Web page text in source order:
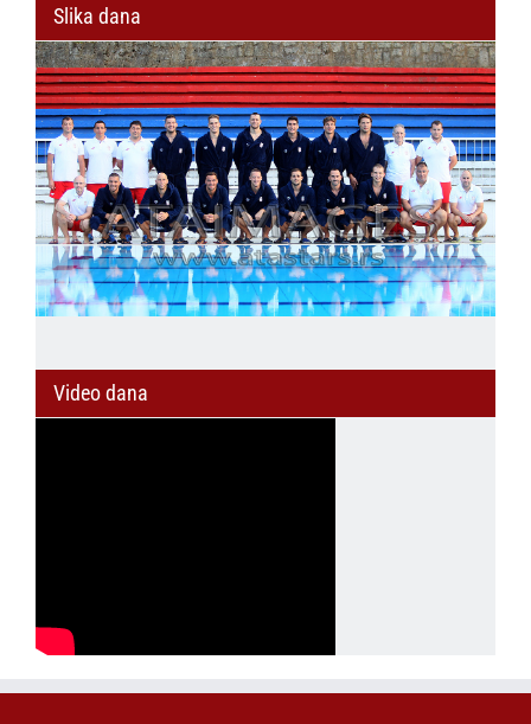
Slika dana
Video dana